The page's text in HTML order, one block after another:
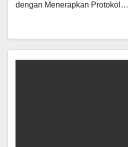
dengan Menerapkan Protokol…